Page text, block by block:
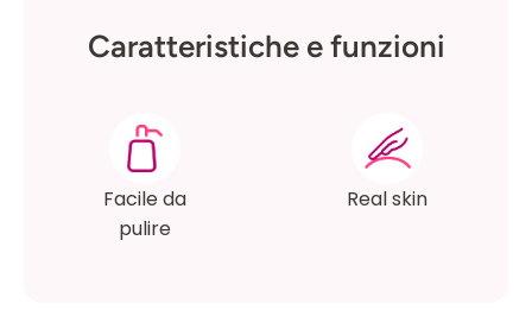
Caratteristiche e funzioni
Facile da
pulire
Real skin